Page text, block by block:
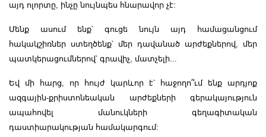
այդ ոլորտը, ինչը նույնպես հնարավոր չէ:
Մենք ասում ենք՝ գուցե նույն այդ համացանցում
հակակշիռներ ստեղծենք՝ մեր դավանած արժեքներով, մեր
պատկերացումներով՝ գրավիչ, մատչելի...
Եվ մի հարց, որ հույժ կարևոր է՝ հաջողո՞ւմ ենք արդյոք
ազգային-քրիստոնեական արժեքների գերակայություն
ապահովել մանուկների գեղագիտական
դաստիարակության համակարգում: